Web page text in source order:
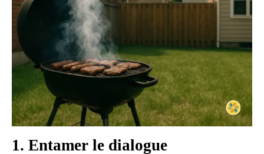
1. Entamer le dialogue